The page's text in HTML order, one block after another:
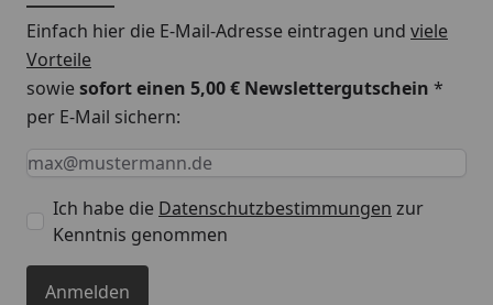
Einfach hier die E-Mail-Adresse eintragen und viele
Vorteile
sowiesofort einen 5,00 € Newslettergutschein *
per E-Mail sichern:
Keine Eingabe erforderlich
Eingabe erforderlich
E-Mail *
Ich habe die Datenschutzbestimmungen zur
Kenntnis genommen
Anmelden